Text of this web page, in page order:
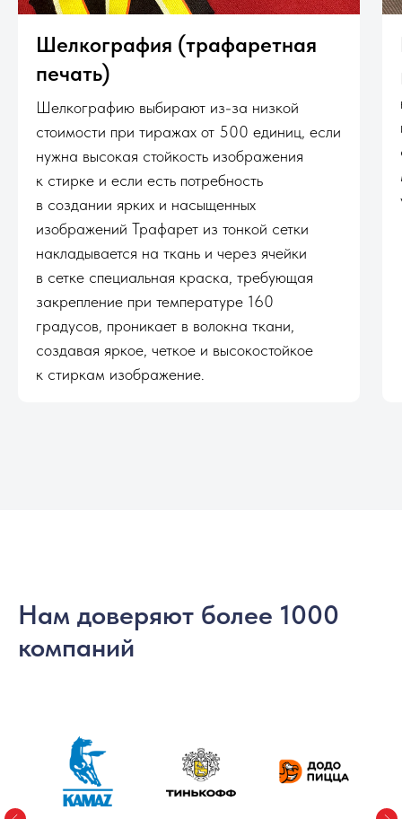
Шелкография (трафаретная
печать)
Шелкографию выбирают из-за низкой
стоимости при тиражах от 500 единиц, если
нужна высокая стойкость изображения
к стирке и если есть потребность
в создании ярких и насыщенных
изображений Трафарет из тонкой сетки
накладывается на ткань и через ячейки
в сетке специальная краска, требующая
закрепление при температуре 160
градусов, проникает в волокна ткани,
создавая яркое, четкое и высокостойкое
к стиркам изображение.
Нам доверяют более 1000
компаний